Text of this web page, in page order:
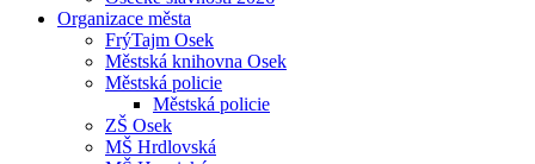
Organizace města
FrýTajm Osek
Městská knihovna Osek
Městská policie
Městská policie
ZŠ Osek
MŠ Hrdlovská